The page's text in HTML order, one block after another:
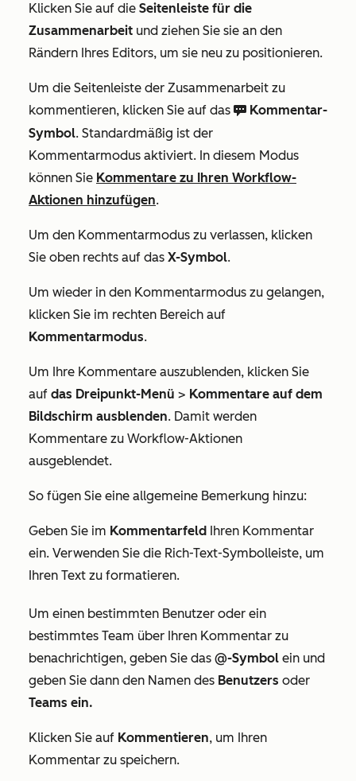
Klicken Sie auf die Seitenleiste für die
Zusammenarbeit und ziehen Sie sie an den
Rändern Ihres Editors, um sie neu zu positionieren.
Um die Seitenleiste der Zusammenarbeit zu
kommentieren, klicken Sie auf das comments Kommentar-
Symbol. Standardmäßig ist der
Kommentarmodus aktiviert. In diesem Modus
können Sie Kommentare zu Ihren Workflow-
Aktionen hinzufügen.
Um den Kommentarmodus zu verlassen, klicken
Sie oben rechts auf das X-Symbol.
Um wieder in den Kommentarmodus zu gelangen,
klicken Sie im rechten Bereich auf
Kommentarmodus.
Um Ihre Kommentare auszublenden, klicken Sie
auf das Dreipunkt-Menü > Kommentare auf dem
Bildschirm ausblenden. Damit werden
Kommentare zu Workflow-Aktionen
ausgeblendet.
So fügen Sie eine allgemeine Bemerkung hinzu:
Geben Sie im Kommentarfeld
Ihren Kommentar
ein. Verwenden Sie die Rich-Text-Symbolleiste, um
Ihren Text zu formatieren.
Um einen bestimmten Benutzer oder ein
bestimmtes Team über Ihren Kommentar zu
benachrichtigen, geben Sie das @-Symbol ein und
geben Sie dann den Namen des Benutzers oder
Teams ein.
Klicken Sie auf Kommentieren, um Ihren
Kommentar zu speichern.